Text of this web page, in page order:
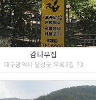
감나무집
대구광역시 달성군 우록3길 73